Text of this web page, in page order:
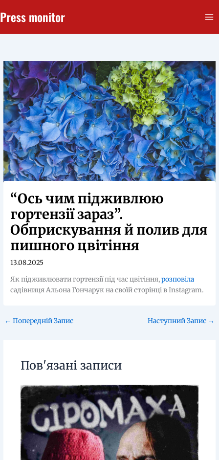
до
Press monitor
“Ось чим підживлюю
гортензії зараз”.
Обприскування й полив для
пишного цвітіння
13.08.2025
Як підживлювати гортензії під час цвітіння,розповіла
садівниця Альона Гончарук на своїй сторінці в Instagram.
← Попередній Запис Наступний Запис →
Пов'язані записи